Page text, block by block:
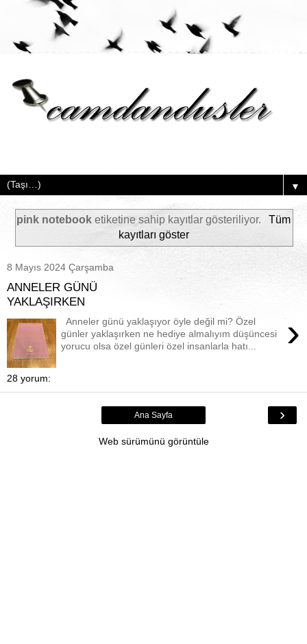
▼
pink notebook etiketine sahip kayıtlar gösteriliyor.
Tüm
kayıtları göster
8 Mayıs 2024 Çarşamba
ANNELER GÜNÜ
YAKLAŞIRKEN
›
Anneler günü yaklaşıyor öyle değil mi? Özel
günler yaklaşırken ne hediye almalıyım düşüncesi
yorucu olsa özel günleri özel insanlarla hatı...
28 yorum:
›
Ana Sayfa
Web sürümünü görüntüle